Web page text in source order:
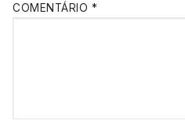
COMENTÁRIO *